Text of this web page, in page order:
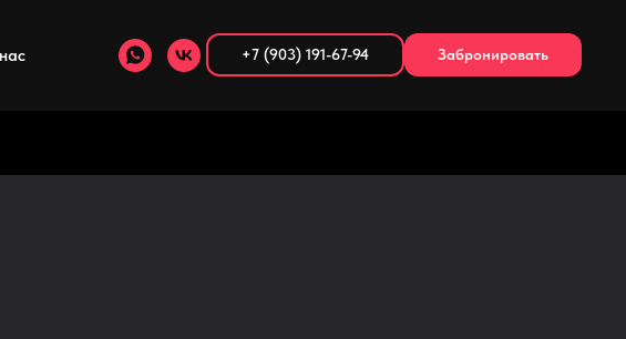
+7 (903) 191-67-94 Забронировать